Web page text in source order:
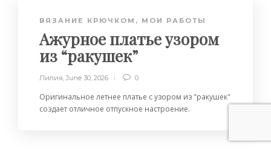
ВЯЗАНИЕ КРЮЧКОМ , МОИ РАБОТЫ
Ажурное платье узором
из “ракушек”
Лилия, June 30, 2026 0
Оригинальное летнее платье с узором из "ракушек"
создает отличное отпускное настроение.